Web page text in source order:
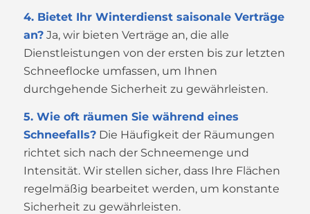
4. Bietet Ihr Winterdienst saisonale Verträge
an?Ja, wir bieten Verträge an, die alle
Dienstleistungen von der ersten bis zur letzten
Schneeflocke umfassen, um Ihnen
durchgehende Sicherheit zu gewährleisten.
5. Wie oft räumen Sie während eines
Schneefalls?Die Häufigkeit der Räumungen
richtet sich nach der Schneemenge und
Intensität. Wir stellen sicher, dass Ihre Flächen
regelmäßig bearbeitet werden, um konstante
Sicherheit zu gewährleisten.